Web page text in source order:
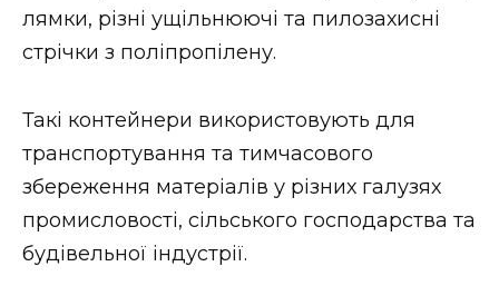
лямки, різні ущільнюючі та пилозахисні
стрічки з поліпропілену.
Такі контейнери використовують для
транспортування та тимчасового
збереження матеріалів у різних галузях
промисловості, сільського господарства та
будівельної індустрії.